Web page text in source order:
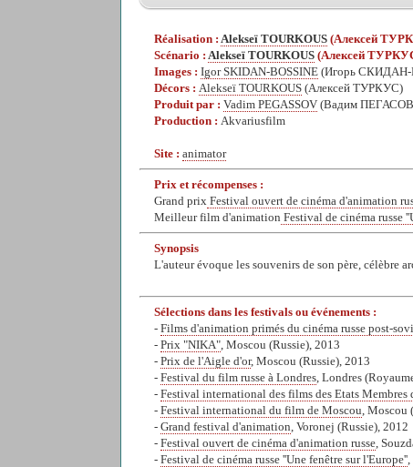
Réalisation : Alekseï TOURKOUS (Алексей
Scénario : Alekseï TOURKOUS (Алексей
Images : Igor SKIDAN-BOSSINE (Игорь
Décors : Alekseï TOURKOUS (Алексей ТУРКУС)
Produit par : Vadim PEGASSOV (Вадим
Production : Akvariusfilm
Site : animator
Prix et récompenses :
Grand prix Festival ouvert de cinéma d'animation
Meilleur film d'animation Festival de cinéma russe
Synopsis
L'auteur évoque les souvenirs de son père, célèbre
Sélections dans les festivals ou événements :
- Films d'animation primés du cinéma russe post-
- Prix "NIKA" , Moscou (Russie), 2013
- Prix de l'Aigle d'or, Moscou (Russie), 2013
- Festival du film russe à Londres , Londres
- Festival international des films des Etats Membres
- Festival international du film de Moscou , Moscou
- Grand festival d'animation , Voronej (Russie), 2012
- Festival ouvert de cinéma d'animation russe ,
- Festival de cinéma russe ''Une fenêtre sur l'Europe''